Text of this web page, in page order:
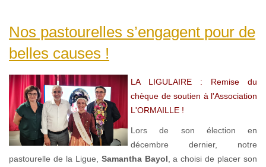
Nos pastourelles s’engagent pour de
belles causes !
LA LIGULAIRE : Remise du
chèque de soutien à l'Association
L'ORMAILLE !
Lors de son élection en
décembre dernier, notre
pastourelle de la Ligue, Samantha Bayol , a choisi de placer son